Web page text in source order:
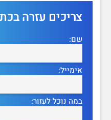
צריכים עזרה
שם:
אימייל:
במה נוכל לעזור: